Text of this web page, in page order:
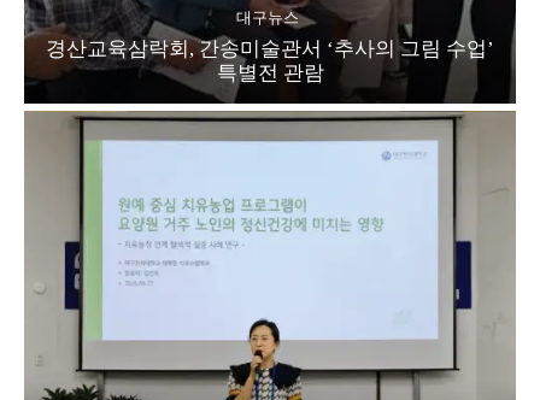
대구뉴스
경산교육삼락회, 간송미술관서 ‘추사의 그림 수업’
특별전 관람